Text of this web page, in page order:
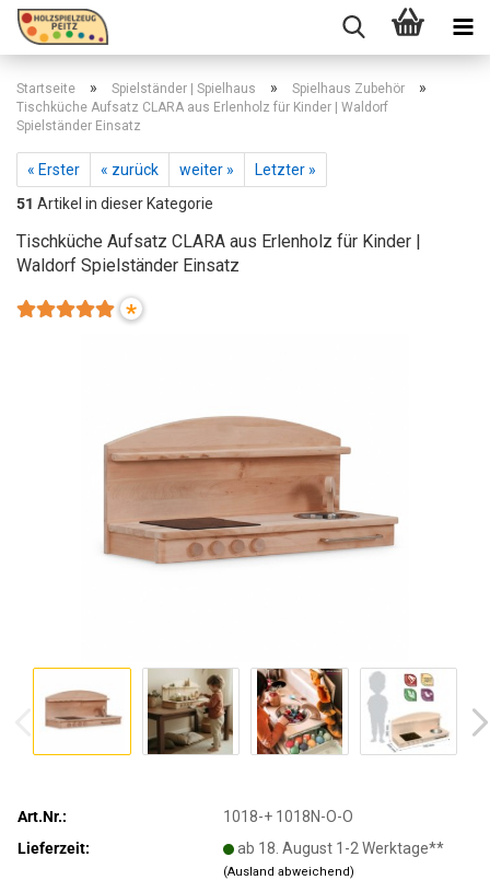
Startseite » Spielständer | Spielhaus » Spielhaus Zubehör »
Tischküche Aufsatz CLARA aus Erlenholz für Kinder | Waldorf
Spielständer Einsatz
« Erster « zurück weiter »
Letzter »
51 Artikel in dieser Kategorie
Tischküche Aufsatz CLARA aus Erlenholz für Kinder |
Waldorf Spielständer Einsatz
*
Art.Nr.:
1018-+ 1018N-O-O
Lieferzeit:
ab 18. August 1-2 Werktage**
(Ausland abweichend)